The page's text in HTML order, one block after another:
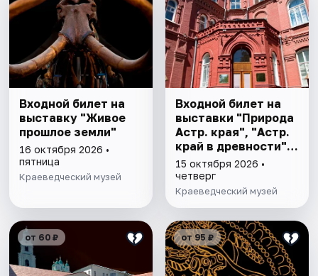
Входной билет на
выставку "Живое
прошлое земли"
16 октября 2026 •
пятница
Краеведческий музей
Входной билет на
выставки "Природа
Астр. края", "Астр.
край в древности",
"Заселение Астр.
края"
15 октября 2026 •
четверг
Краеведческий музей
от 60 ₽ от 95 ₽